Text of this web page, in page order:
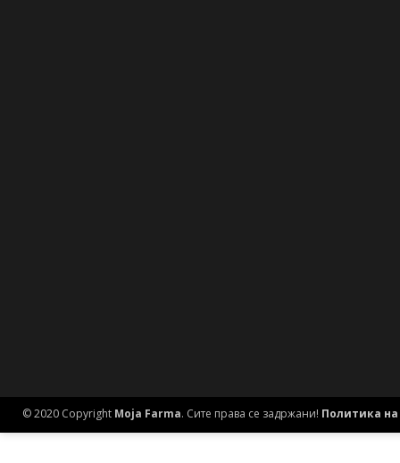
© 2020 Copyright Moja Farma. Сите права се задржани! Политика